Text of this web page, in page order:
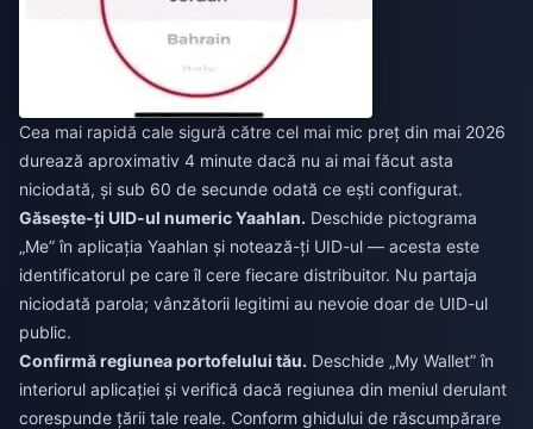
Cea mai rapidă cale sigură către cel mai mic preț din mai 2026
durează aproximativ 4 minute dacă nu ai mai făcut asta
niciodată, și sub 60 de secunde odată ce ești configurat.
Găsește-ți UID-ul numeric Yaahlan. Deschide pictograma
„Me” în aplicația Yaahlan și notează-ți UID-ul — acesta este
identificatorul pe care îl cere fiecare distribuitor. Nu partaja
niciodată parola; vânzătorii legitimi au nevoie doar de UID-ul
public.
Confirmă regiunea portofelului tău. Deschide „My Wallet” în
interiorul aplicației și verifică dacă regiunea din meniul derulant
corespunde țării tale reale. Conform ghidului de răscumpărare